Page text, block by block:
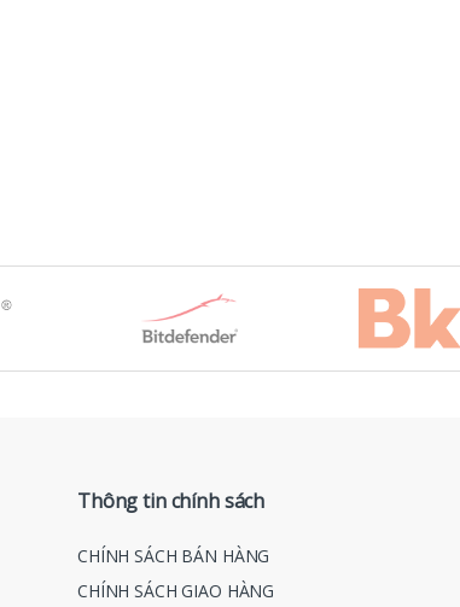
Thông tin chính sách
CHÍNH SÁCH BÁN HÀNG
CHÍNH SÁCH GIAO HÀNG